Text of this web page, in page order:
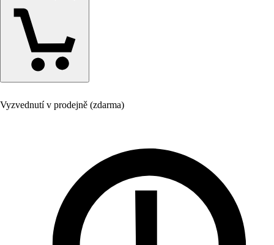
Vyzvednutí v prodejně (zdarma)